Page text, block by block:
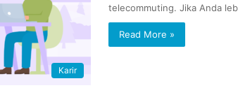
Karir
telecommuting. Jika Anda
Read More »